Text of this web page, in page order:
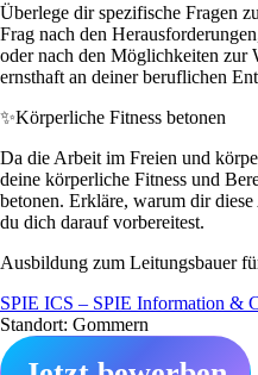
Überlege dir spezifische Fragen
Frag nach den
oder nach den Möglichkeiten zur
ernsthaft an deiner beruflichen
✨Körperliche Fitness betonen
Da die Arbeit im Freien und
deine körperliche Fitness und
betonen. Erkläre, warum dir
du dich darauf vorbereitest.
Ausbildung zum Leitungsbauer
SPIE ICS – SPIE Information &
Standort: Gommern